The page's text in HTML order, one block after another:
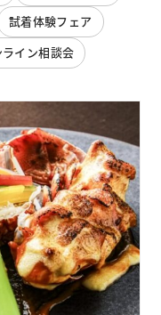
試着体験フェア
ライン相談会